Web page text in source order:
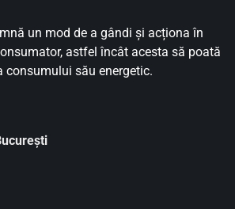
un mod de a gândi și acționa în
astfel încât acesta să poată
consumului său energetic.